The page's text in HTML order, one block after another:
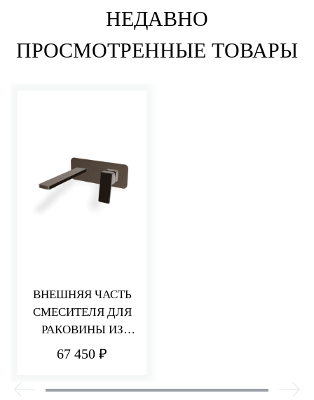
НЕДАВНО
ПРОСМОТРЕННЫЕ ТОВАРЫ
ВНЕШНЯЯ ЧАСТЬ
СМЕСИТЕЛЯ ДЛЯ
РАКОВИНЫ ИЗ
СТЕНЫ 182 ММ
67 450 ₽